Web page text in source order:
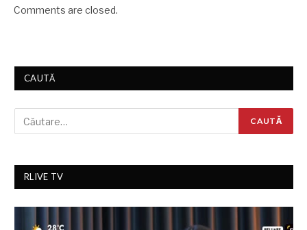
Comments are closed.
CAUTĂ
RLIVE TV